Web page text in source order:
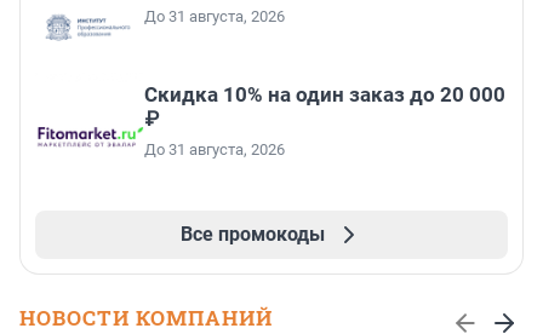
До 31 августа, 2026
Скидка 10% на один заказ до 20 000
₽
До 31 августа, 2026
Все промокоды
НОВОСТИ КОМПАНИЙ